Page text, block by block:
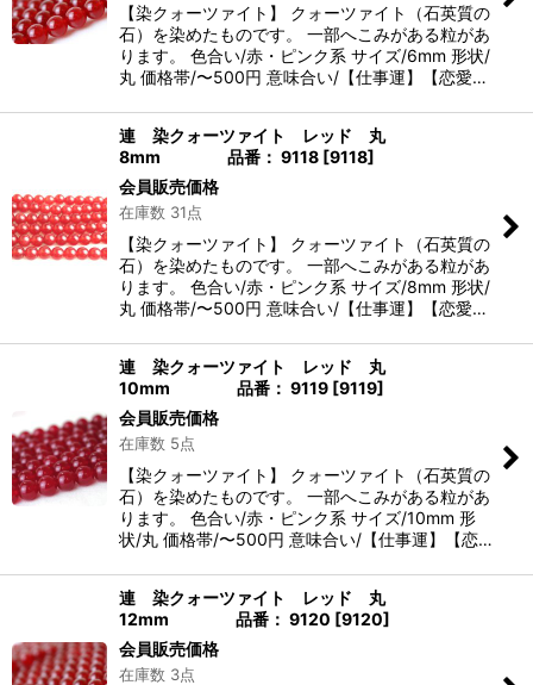
【染クォーツァイト】 クォーツァイト（石英質の
石）を染めたものです。 一部へこみがある粒があ
ります。 色合い/赤・ピンク系 サイズ/6mm 形状/
丸 価格帯/〜500円 意味合い/【仕事運】【恋愛…
連 染クォーツァイト レッド 丸
8mm 品番： 9118 [9118]
会員販売価格
在庫数 31点
【染クォーツァイト】 クォーツァイト（石英質の
石）を染めたものです。 一部へこみがある粒があ
ります。 色合い/赤・ピンク系 サイズ/8mm 形状/
丸 価格帯/〜500円 意味合い/【仕事運】【恋愛…
連 染クォーツァイト レッド 丸
10mm 品番： 9119 [9119]
会員販売価格
在庫数 5点
【染クォーツァイト】 クォーツァイト（石英質の
石）を染めたものです。 一部へこみがある粒があ
ります。 色合い/赤・ピンク系 サイズ/10mm 形
状/丸 価格帯/〜500円 意味合い/【仕事運】【恋…
連 染クォーツァイト レッド 丸
12mm 品番： 9120 [9120]
会員販売価格
在庫数 3点